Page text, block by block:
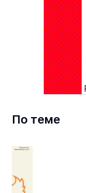
По теме